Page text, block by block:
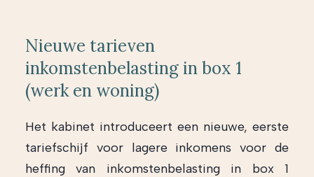
Nieuwe tarieven
inkomstenbelasting in box 1
(werk en woning)
Het kabinet introduceert een nieuwe, eerste
tariefschijf voor lagere inkomens voor de
heffing van inkomstenbelasting in box 1